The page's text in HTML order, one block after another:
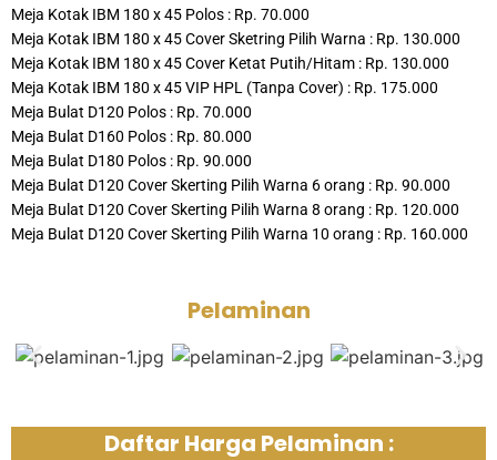
Meja Kotak IBM 180 x 45 Polos : Rp. 70.000
Meja Kotak IBM 180 x 45 Cover Sketring Pilih Warna : Rp. 130.000
Meja Kotak IBM 180 x 45 Cover Ketat Putih/Hitam : Rp. 130.000
Meja Kotak IBM 180 x 45 VIP HPL (Tanpa Cover) : Rp. 175.000
Meja Bulat D120 Polos : Rp. 70.000
Meja Bulat D160 Polos : Rp. 80.000
Meja Bulat D180 Polos : Rp. 90.000
Meja Bulat D120 Cover Skerting Pilih Warna 6 orang : Rp. 90.000
Meja Bulat D120 Cover Skerting Pilih Warna 8 orang : Rp. 120.000
Meja Bulat D120 Cover Skerting Pilih Warna 10 orang : Rp. 160.000
Pelaminan
Daftar Harga Pelaminan :